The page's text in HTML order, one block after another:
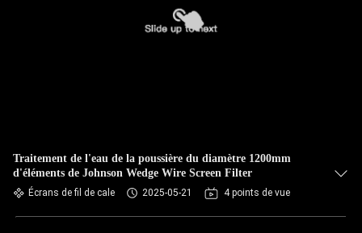
Traitement de l'eau de la poussière du diamètre 1200mm
d'éléments de Johnson Wedge Wire Screen Filter
Écrans de fil de cale 2025-05-21 4 points de vue